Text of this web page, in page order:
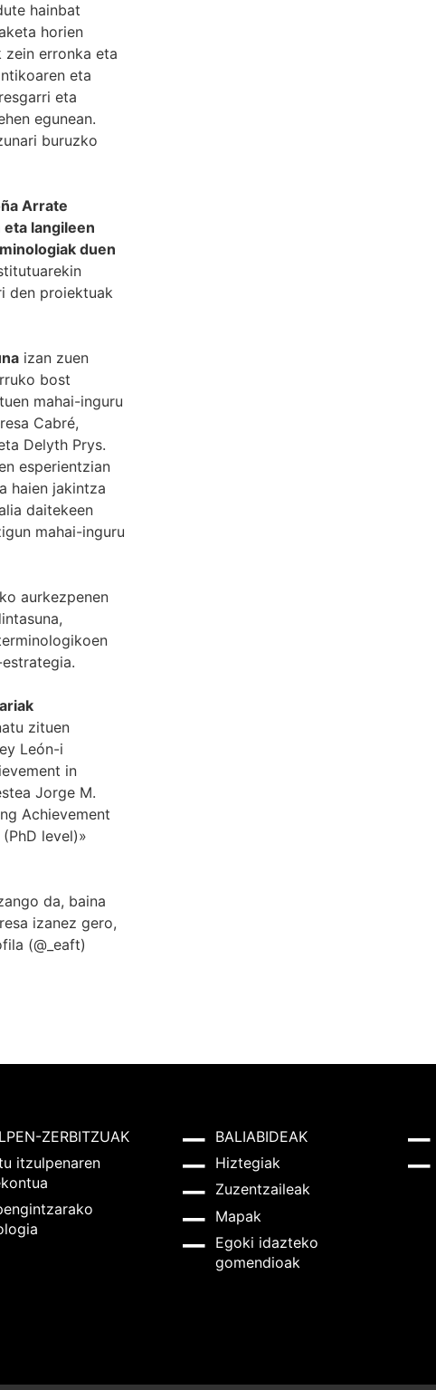
hainbat
horien
erronka eta
eta
eta
egunean.
buruzko
Arrate
langileen
duen
den proiektuak
izan zuen
bost
mahai-inguru
Cabré,
Delyth Prys.
esperientzian
haien jakintza
daitekeen
mahai-inguru
aurkezpenen
zituen
León-i
in
Jorge M.
Achievement
level)»
da, baina
izanez gero,
(@_eaft)
ZERBITZUAK
itzulpenaren
BALIABIDEAK
Hiztegiak
Zuzentzaileak
Mapak
Egoki idazteko
gomendioak